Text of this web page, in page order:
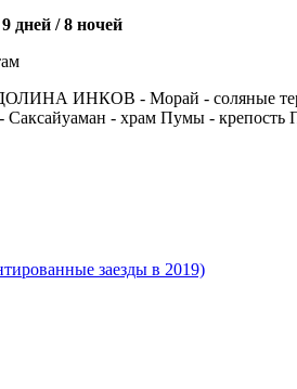
дней / 8 ночей
ИНКОВ - Морай - соляные
- храм Пумы - крепость
заезды в 2019)